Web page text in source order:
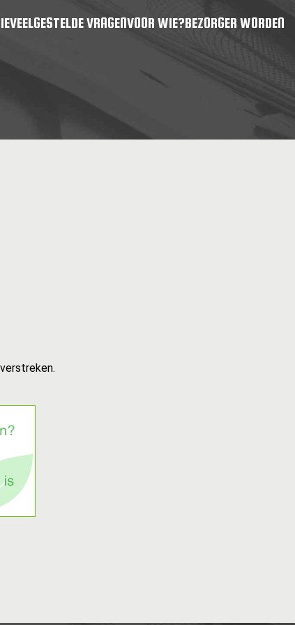
VEELGESTELDE VRAGENVOOR WIE?BEZORGER WORDEN